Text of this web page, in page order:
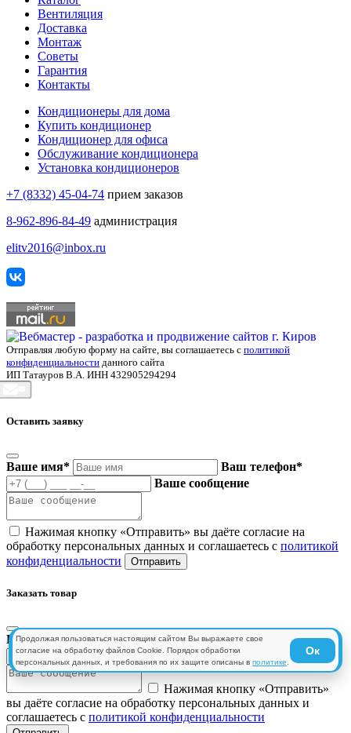
Вентиляция
Доставка
Монтаж
Советы
Гарантия
Контакты
Кондиционеры для дома
Купить кондиционер
Кондиционер для офиса
Обслуживание кондиционера
Установка кондиционеров
+7 (8332) 45-04-74 прием заказов
8-962-896-84-49 администрация
elitv2016@inbox.ru
Отправляя любую форму на сайте, вы соглашаетесь с политикой
конфиденциальности данного сайта
ИП Татауров В.А. ИНН 432905294294
Оставить заявку
Ваше имя* Ваш телефон*
Ваше сообщение
Нажимая кнопку «Отправить» вы даёте согласие на
обработку персональных данных и соглашаетесь с политикой
конфиденциальности
Заказать товар
Ваше имя* Ваш телефон*
Ваше сообщение
Нажимая кнопку «Отправить»
вы даёте согласие на обработку персональных данных и
соглашаетесь с политикой конфиденциальности
Продолжая пользоваться настоящим сайтом Вы выражаете свое
согласие на обработку файлов Cookie. Порядок обработки
персональных данных, и требования по их защите описаны вполитике.
Ок